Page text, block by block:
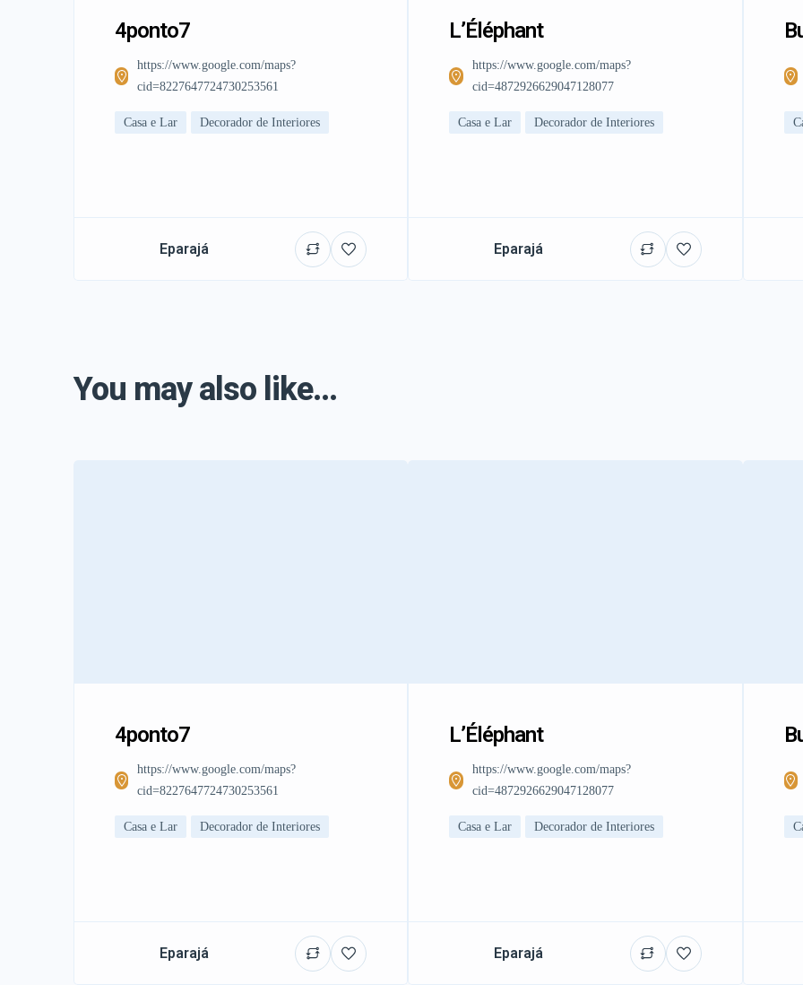
4ponto7
https://www.google.com/maps?
cid=8227647724730253561
Casa e Lar Decorador de Interiores
Eparajá
L’Éléphant
https://www.google.com/maps?
cid=4872926629047128077
Casa e Lar Decorador de Interiores
Eparajá
You may also like...
4ponto7
https://www.google.com/maps?
cid=8227647724730253561
Casa e Lar Decorador de Interiores
Eparajá
L’Éléphant
https://www.google.com/maps?
cid=4872926629047128077
Casa e Lar Decorador de Interiores
Eparajá